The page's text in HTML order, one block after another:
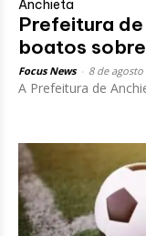
Anchieta
Prefeitura
boatos
Focus News 8 de agosto
A Prefeitura de